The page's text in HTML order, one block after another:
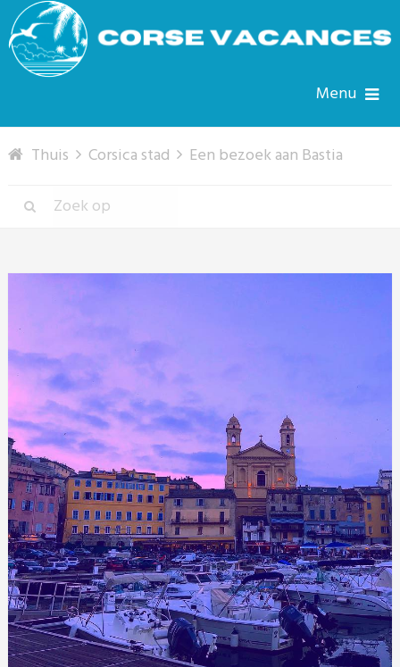
Menu
Thuis Corsica stad Een bezoek aan Bastia